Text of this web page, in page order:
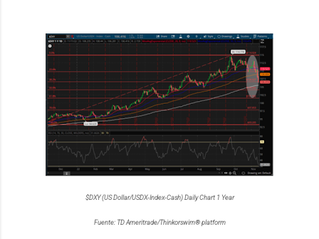
$DXY (US Dollar/USDX-Index-Cash) Daily Chart 1 Year
Fuente: TD Ameritrade/Thinkorswim® platform